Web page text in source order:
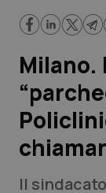
Regioni e Asl
Lavoro e
Scienza e
Studi e
Lettere al
Milano.
Il